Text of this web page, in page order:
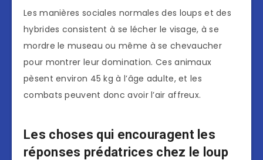
Les manières sociales normales des loups et des
hybrides consistent à se lécher le visage, à se
mordre le museau ou même à se chevaucher
pour montrer leur domination. Ces animaux
pèsent environ 45 kg à l’âge adulte, et les
combats peuvent donc avoir l’air affreux.
Les choses qui encouragent les
réponses prédatrices chez le loup